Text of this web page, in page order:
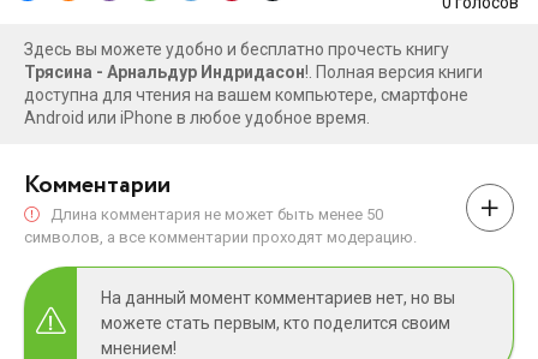
Здесь вы можете удобно и бесплатно прочесть книгу
Трясина - Арнальдур Индридасон!. Полная версия книги
доступна для чтения на вашем компьютере, смартфоне
Android или iPhone в любое удобное время.
Комментарии
Длина комментария не может быть менее 50
символов, а все комментарии проходят модерацию.
На данный момент комментариев нет, но вы
можете стать первым, кто поделится своим
мнением!